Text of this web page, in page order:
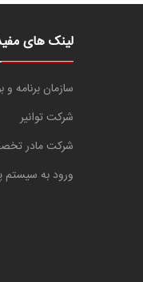
لینک های
سازمان برنامه
شرکت توانیر
شرکت مادر
ورود به